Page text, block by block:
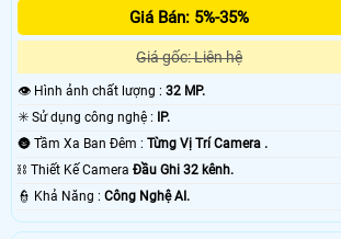
Giá Bán: 5%-35%
Giá gốc: Liên hệ
👁 Hình ảnh chất lượng : 32 MP.
✳️ Sử dụng công nghệ :
IP.
🌚 Tầm Xa Ban Đêm : Từng Vị Trí Camera .
⛓ Thiết Kế Camera Đầu Ghi 32 kênh.
️👮 Khả Năng : Công Nghệ AI.